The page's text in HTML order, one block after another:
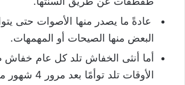
عادةً ما يصدر منها الأصوات حتى
البعض منها الصيحات أو المهمهات.
أما أنثى الخفاش تلد كل عام
الأوقات تلد توأمًا بعد مرور 4 شهور من وقت حملها.